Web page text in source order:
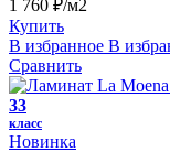
1 760 ₽/м2
Купить
В избранное В
Сравнить
33
класс
Новинка